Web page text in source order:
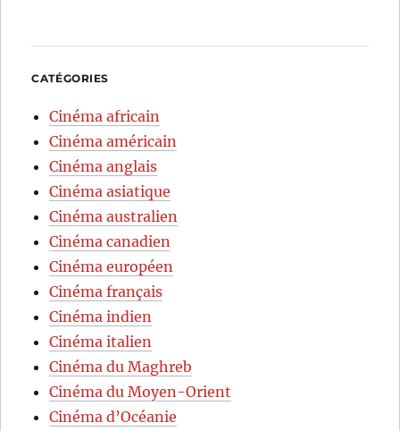
CATÉGORIES
Cinéma africain
Cinéma américain
Cinéma anglais
Cinéma asiatique
Cinéma australien
Cinéma canadien
Cinéma européen
Cinéma français
Cinéma indien
Cinéma italien
Cinéma du Maghreb
Cinéma du Moyen-Orient
Cinéma d’Océanie